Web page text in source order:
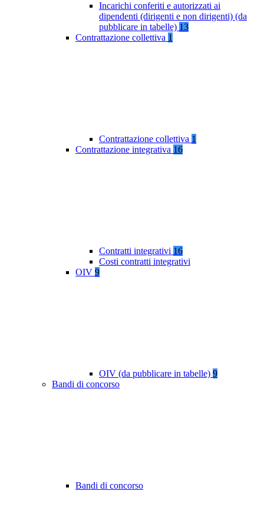
Incarichi conferiti e autorizzati ai
dipendenti (dirigenti e non dirigenti) (da
pubblicare in tabelle) 13
Contrattazione collettiva 1
Contrattazione collettiva 1
Contrattazione integrativa 16
Contratti integrativi 16
Costi contratti integrativi
OIV 9
OIV (da pubblicare in tabelle) 9
Bandi di concorso
Bandi di concorso